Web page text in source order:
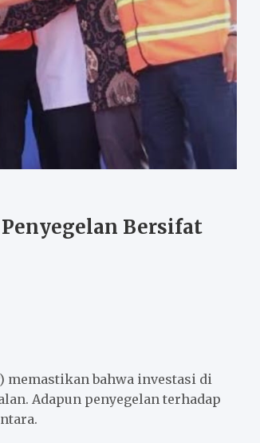
Bersifat
memastikan bahwa investasi di
Adapun penyegelan terhadap